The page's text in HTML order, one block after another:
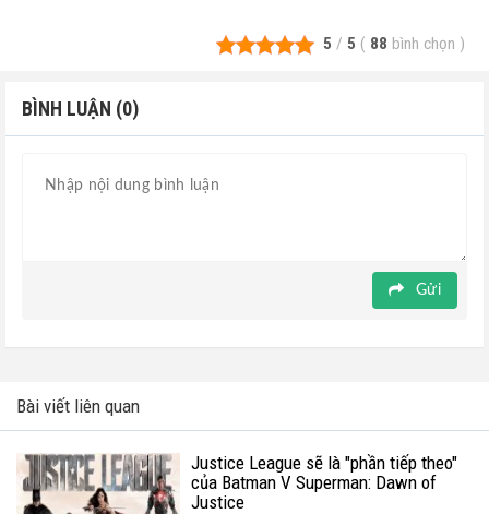
5 / 5 ( 88 bình chọn )
BÌNH LUẬN (0)
Gửi
Bài viết liên quan
Justice League sẽ là "phần tiếp theo"
của Batman V Superman: Dawn of
Justice